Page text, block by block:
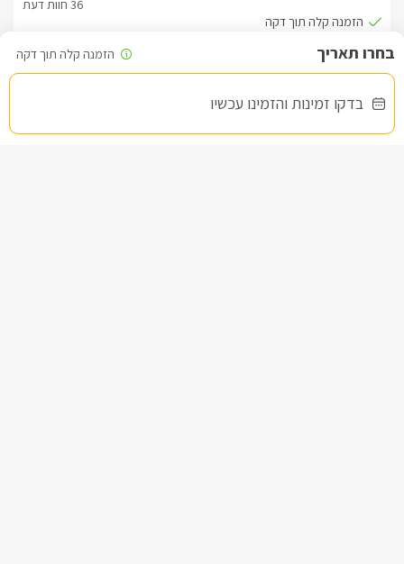
בדקו זמינות והזמינו עכשיו
בריכה פרטית מחוממת מקורה, גקוזי ספא וסאונה